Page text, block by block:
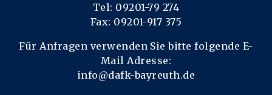
Tel: 09201-79 274
Fax: 09201-917 375
Für Anfragen verwenden Sie bitte folgende E-
Mail Adresse:
info@dafk-bayreuth.de